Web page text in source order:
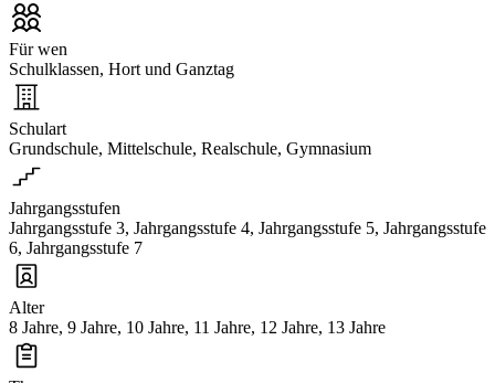
Für wen
Schulklassen, Hort und Ganztag
Schulart
Grundschule, Mittelschule, Realschule, Gymnasium
Jahrgangsstufen
Jahrgangsstufe 3, Jahrgangsstufe 4, Jahrgangsstufe 5, Jahrgangsstufe
6, Jahrgangsstufe 7
Alter
8 Jahre, 9 Jahre, 10 Jahre, 11 Jahre, 12 Jahre, 13 Jahre